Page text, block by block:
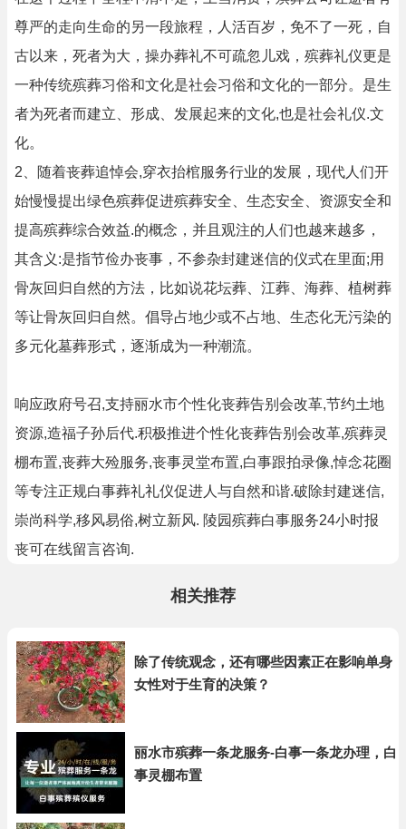
尊严的走向生命的另一段旅程，人活百岁，免不了一死，自
古以来，死者为大，操办葬礼不可疏忽儿戏，殡葬礼仪更是
一种传统殡葬习俗和文化是社会习俗和文化的一部分。是生
者为死者而建立、形成、发展起来的文化,也是社会礼仪.文
化。
2、随着丧葬追悼会,穿衣抬棺服务行业的发展，现代人们开
始慢慢提出绿色殡葬促进殡葬安全、生态安全、资源安全和
提高殡葬综合效益.的概念，并且观注的人们也越来越多，
其含义:是指节俭办丧事，不参杂封建迷信的仪式在里面;用
骨灰回归自然的方法，比如说花坛葬、江葬、海葬、植树葬
等让骨灰回归自然。倡导占地少或不占地、生态化无污染的
多元化墓葬形式，逐渐成为一种潮流。
响应政府号召,支持丽水市个性化丧葬告别会改革,节约土地
资源,造福子孙后代.积极推进个性化丧葬告别会改革,殡葬灵
棚布置,丧葬大殓服务,丧事灵堂布置,白事跟拍录像,悼念花圈
等专注正规白事葬礼礼仪促进人与自然和谐.破除封建迷信,
崇尚科学,移风易俗,树立新风. 陵园殡葬白事服务24小时报
丧可在线留言咨询.
相关推荐
除了传统观念，还有哪些因素正在影响单身
女性对于生育的决策？
丽水市殡葬一条龙服务-白事一条龙办理，白
事灵棚布置